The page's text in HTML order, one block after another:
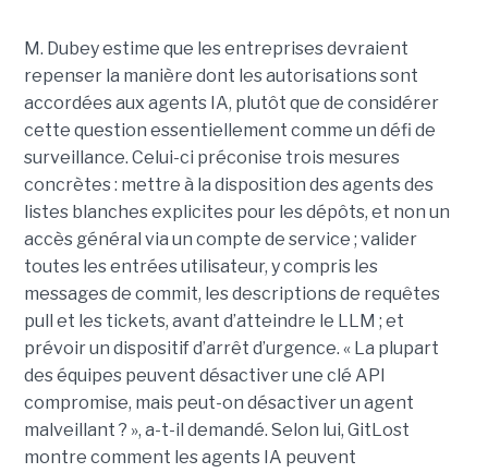
M. Dubey estime que les entreprises devraient
repenser la manière dont les autorisations sont
accordées aux agents IA, plutôt que de considérer
cette question essentiellement comme un défi de
surveillance. Celui-ci préconise trois mesures
concrètes : mettre à la disposition des agents des
listes blanches explicites pour les dépôts, et non un
accès général via un compte de service ; valider
toutes les entrées utilisateur, y compris les
messages de commit, les descriptions de requêtes
pull et les tickets, avant d’atteindre le LLM ; et
prévoir un dispositif d’arrêt d’urgence. « La plupart
des équipes peuvent désactiver une clé API
compromise, mais peut-on désactiver un agent
malveillant ? », a-t-il demandé. Selon lui, GitLost
montre comment les agents IA peuvent